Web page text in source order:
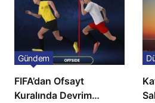
FIFA’dan Ofsayt
Kuralında Devrim
Gündem